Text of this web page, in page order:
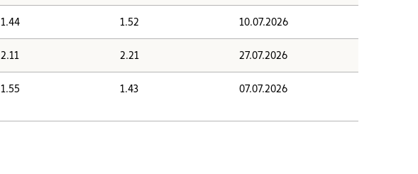
1.44 1.52 10.07.2026
2.11 2.21 27.07.2026
1.55 1.43 07.07.2026